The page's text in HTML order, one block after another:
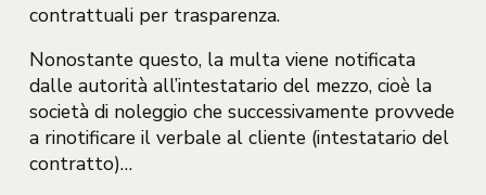
contrattuali per trasparenza.
Nonostante questo, la multa viene notificata
dalle autorità all’intestatario del mezzo, cioè la
società di noleggio che successivamente provvede
a rinotificare il verbale al cliente (intestatario del
contratto)…